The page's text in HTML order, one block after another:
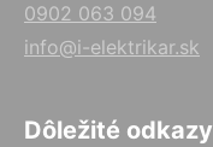
0902 063 094
info@i-elektrikar.sk
Dôležité odkazy